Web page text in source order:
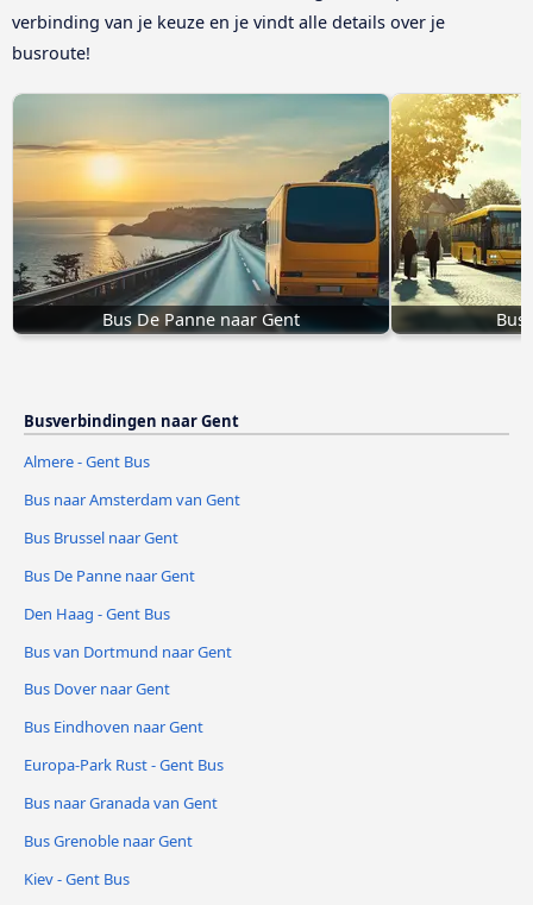
verbinding van je keuze en je vindt alle details over je
busroute!
Bus De Panne naar Gent Bus
Busverbindingen naar Gent
Almere - Gent Bus
Bus naar Amsterdam van Gent
Bus Brussel naar Gent
Bus De Panne naar Gent
Den Haag - Gent Bus
Bus van Dortmund naar Gent
Bus Dover naar Gent
Bus Eindhoven naar Gent
Europa-Park Rust - Gent Bus
Bus naar Granada van Gent
Bus Grenoble naar Gent
Kiev - Gent Bus